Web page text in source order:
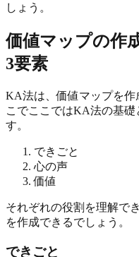
しょう。
価値マップの作
3要素
KA法は、価値マップを
こでここではKA法の基礎
す。
できごと
心の声
価値
それぞれの役割を理解で
を作成できるでしょう。
できごと